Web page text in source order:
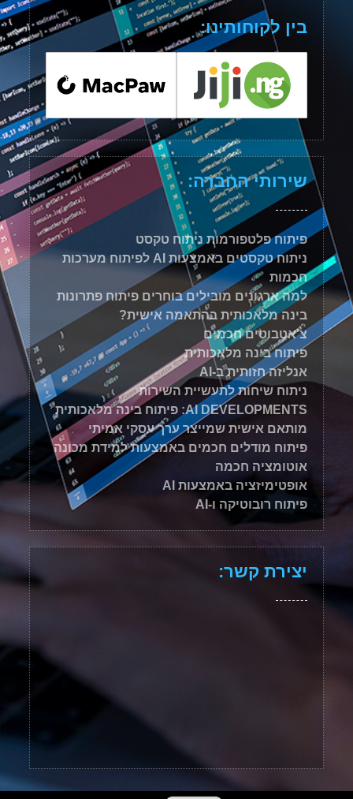
בין לקוחותינו:
שירותי החברה:
פיתוח פלטפורמות ניתוח טקסט
ניתוח טקסטים באמצעות AI לפיתוח מערכות
חכמות
למה ארגונים מובילים בוחרים פיתוח פתרונות
בינה מלאכותית בהתאמה אישית?
צ'אטבוטים חכמים
פיתוח בינה מלאכותית
אנליזה חזותית ב-AI
ניתוח שיחות לתעשיית השירות
AI DEVELOPMENTS: פיתוח בינה מלאכותית
מותאם אישית שמייצר ערך עסקי אמיתי
פיתוח מודלים חכמים באמצעות למידת מכונה
אוטומציה חכמה
אופטימיזציה באמצעות AI
פיתוח רובוטיקה ו-AI
יצירת קשר: